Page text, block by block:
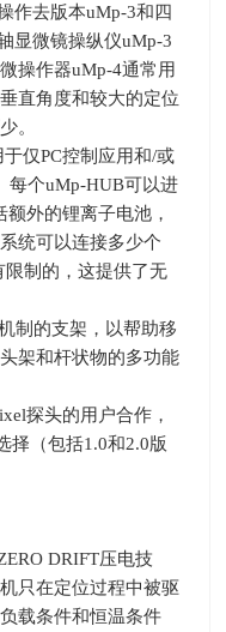
作去版本uMp-3和四
显微镜操纵仪uMp-3
操作器uMp-4通常用
直角度和较大的定位
。
于仅PC控制应用和/或
每个uMp-HUB可以进
外的锂离子电池，
统可以连接多少个
限制的，这提供了无
制的支架，以帮助移
架和杆状物的多功能
探头的用户合作，
择（包括1.0和2.0版
DRIFT压电技
只在定位过程中被驱
载条件和恒温条件